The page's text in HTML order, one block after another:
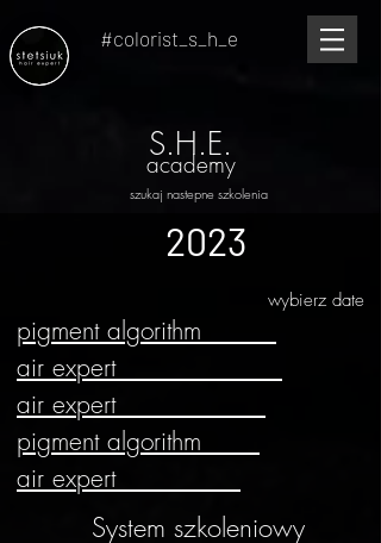
#colorist_s_h_e
S.H.E.
academy
szukaj nastepne szkolenia
2023
wybierz date
pigment algorithm
air expert
air expert
pigment algorithm
air expert
System szkoleniowy